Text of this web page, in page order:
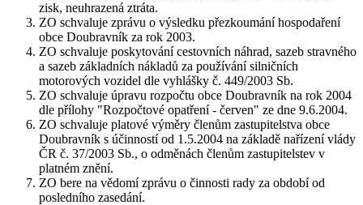
zisk, neuhrazená ztráta.
ZO schvaluje zprávu o výsledku přezkoumání hospodaření
obce Doubravník za rok 2003.
ZO schvaluje poskytování cestovních náhrad, sazeb stravného
a sazeb základních nákladů za používání silničních
motorových vozidel dle vyhlášky č. 449/2003 Sb.
ZO schvaluje úpravu rozpočtu obce Doubravník na rok 2004
dle přílohy "Rozpočtové opatření - červen" ze dne 9.6.2004.
ZO schvaluje platové výměry členům zastupitelstva obce
Doubravník s účinností od 1.5.2004 na základě nařízení vlády
ČR č. 37/2003 Sb., o odměnách členům zastupitelstev v
platném znění.
ZO bere na vědomí zprávu o činnosti rady za období od
posledního zasedání.